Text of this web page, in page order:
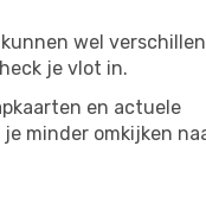
wel
je vlot in.
en actuele
minder omkijken